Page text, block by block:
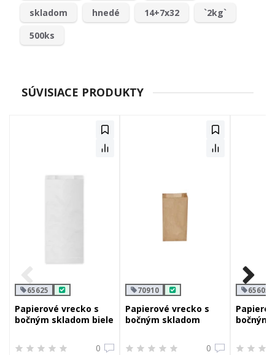
skladom
hnedé 14+7x32
`2kg`
500ks
SÚVISIACE PRODUKTY
65625
Papierové vrecko s
bočným skladom biele
0
70910
Papierové vrecko s
bočným skladom
0
65605
bočným